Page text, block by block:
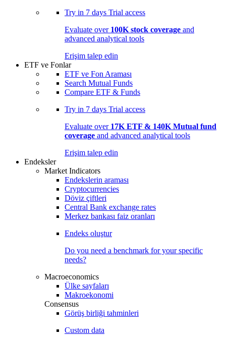
Try in 7 days Trial access
Evaluate over 100K stock coverage and
advanced analytical tools
Erişim talep edin
ETF ve Fonlar
ETF ve Fon Araması
Search Mutual Funds
Compare ETF & Funds
Try in 7 days Trial access
Evaluate over 17K ETF & 140K Mutual fund
coverage and advanced analytical tools
Erişim talep edin
Endeksler
Market Indicators
Endekslerin araması
Cryptocurrencies
Döviz çiftleri
Central Bank exchange rates
Merkez bankası faiz oranları
Endeks oluştur
Do you need a benchmark for your specific
needs?
Macroeconomics
Ülke sayfaları
Makroekonomi
Consensus
Görüş birliği tahminleri
Custom data